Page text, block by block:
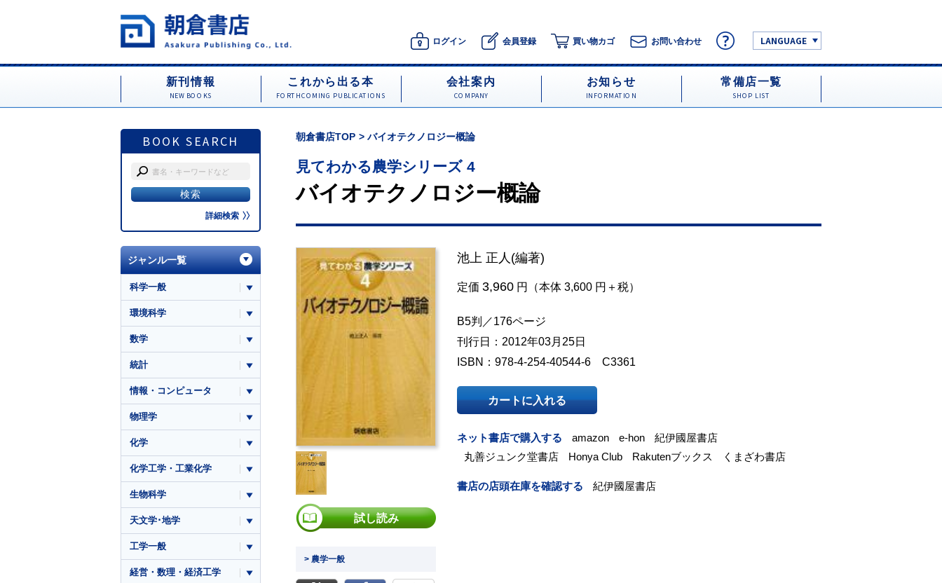
ログイン 会員登録 買い物カゴ お問い合わせ LANGUAGE
新刊情報
NEW BOOKS
これから出る本
FORTHCOMING PUBLICATIONS
会社案内
COMPANY
お知らせ
INFORMATION
常備店一覧
SHOP LIST
BOOK SEARCH
詳細検索
朝倉書店TOP バイオテクノロジー概論
見てわかる農学シリーズ 4
バイオテクノロジー概論
試し読み
> 農学一般
池上 正人 (編著)
定価 3,960 円（本体 3,600 円＋税）
B5判／176ページ
刊行日：2012年03月25日
ISBN：978-4-254-40544-6 C3361
カートに入れる
ネット書店で購入する amazon e-hon
紀伊國屋書店
丸善ジュンク堂書店
Honya Club Rakutenブックス くまざわ書店
書店の店頭在庫を確認する 紀伊國屋書店
ジャンル一覧
科学一般
環境科学
数学
統計
情報・コンピュータ
物理学
化学
化学工学・工業化学
生物科学
天文学･地学
工学一般
経営・数理・経済工学